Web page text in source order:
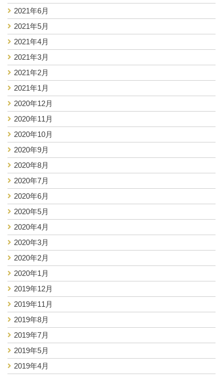
2021年6月
2021年5月
2021年4月
2021年3月
2021年2月
2021年1月
2020年12月
2020年11月
2020年10月
2020年9月
2020年8月
2020年7月
2020年6月
2020年5月
2020年4月
2020年3月
2020年2月
2020年1月
2019年12月
2019年11月
2019年8月
2019年7月
2019年5月
2019年4月